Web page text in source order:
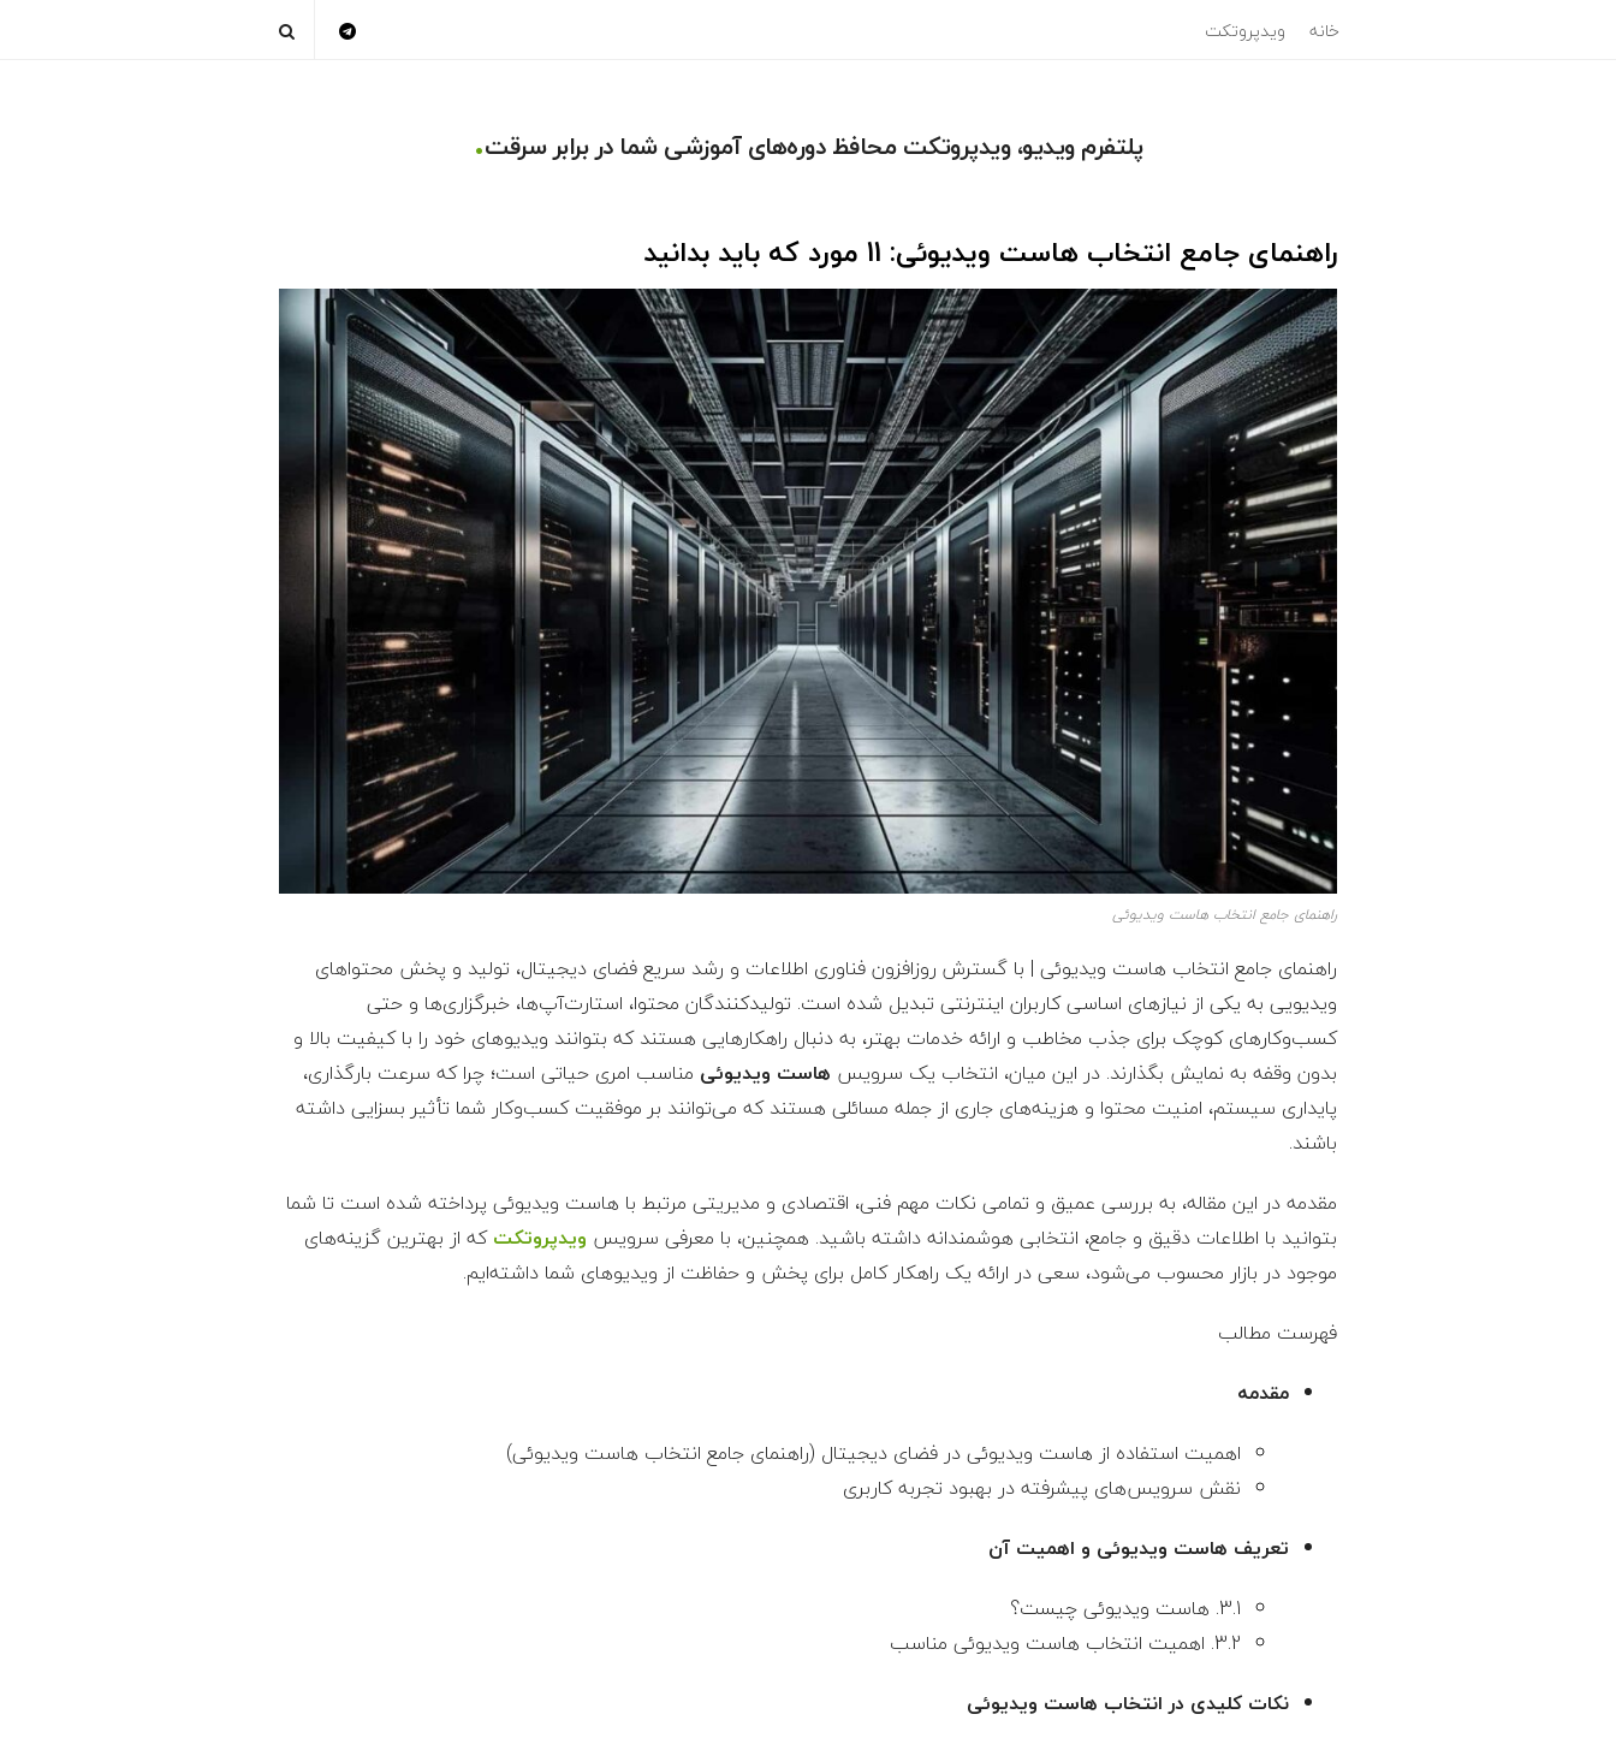
خانه ویدپروتکت
پلتفرم ویدیو، ویدپروتکت محافظ دوره‌های آموزشی شما در برابر سرقت.
راهنمای جامع انتخاب هاست ویدیوئی: 11 مورد که باید بدانید
راهنمای جامع انتخاب هاست ویدیوئی
راهنمای جامع انتخاب هاست ویدیوئی | با گسترش روزافزون فناوری اطلاعات و رشد سریع فضای دیجیتال، تولید و پخش محتواهای
ویدیویی به یکی از نیازهای اساسی کاربران اینترنتی تبدیل شده است. تولیدکنندگان محتوا، استارت‌آپ‌ها، خبرگزاری‌ها و حتی
کسب‌وکارهای کوچک برای جذب مخاطب و ارائه خدمات بهتر، به دنبال راهکارهایی هستند که بتوانند ویدیوهای خود را با کیفیت بالا و
بدون وقفه به نمایش بگذارند. در این میان، انتخاب یک سرویس هاست ویدیوئی مناسب امری حیاتی است؛ چرا که سرعت بارگذاری،
پایداری سیستم، امنیت محتوا و هزینه‌های جاری از جمله مسائلی هستند که می‌توانند بر موفقیت کسب‌وکار شما تأثیر بسزایی داشته
باشند.
مقدمه در این مقاله، به بررسی عمیق و تمامی نکات مهم فنی، اقتصادی و مدیریتی مرتبط با هاست ویدیوئی پرداخته شده است تا شما
بتوانید با اطلاعات دقیق و جامع، انتخابی هوشمندانه داشته باشید. همچنین، با معرفی سرویس ویدپروتکتکه از بهترین گزینه‌های
موجود در بازار محسوب می‌شود، سعی در ارائه یک راهکار کامل برای پخش و حفاظت از ویدیوهای شما داشته‌ایم.
فهرست مطالب
مقدمه
اهمیت استفاده از هاست ویدیوئی در فضای دیجیتال (راهنمای جامع انتخاب هاست ویدیوئی)
نقش سرویس‌های پیشرفته در بهبود تجربه کاربری
تعریف هاست ویدیوئی و اهمیت آن
3.1. هاست ویدیوئی چیست؟
3.2. اهمیت انتخاب هاست ویدیوئی مناسب
نکات کلیدی در انتخاب هاست ویدیوئی